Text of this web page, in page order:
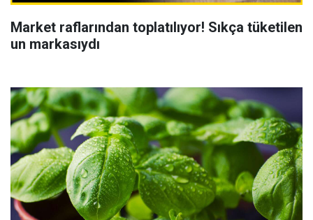
Market raflarından toplatılıyor! Sıkça tüketilen
un markasıydı